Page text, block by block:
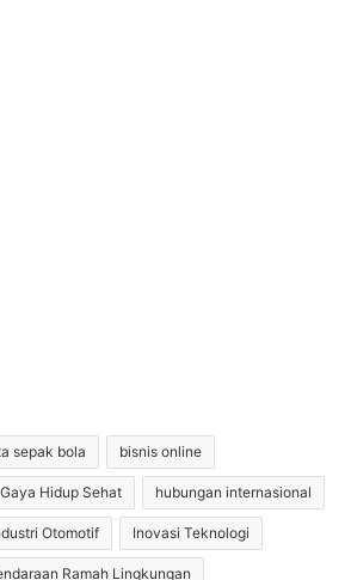
sepak bola bisnis online
Gaya Hidup Sehat hubungan internasional
Otomotif Inovasi Teknologi
Ramah Lingkungan